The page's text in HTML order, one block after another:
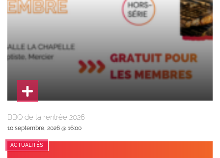
BBQ de la rentrée 2026
10 septembre, 2026 @ 16:00
ACTUALITÉS